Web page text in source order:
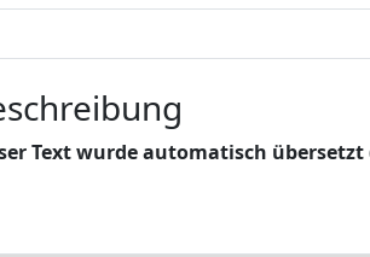
Text wurde automatisch übersetzt